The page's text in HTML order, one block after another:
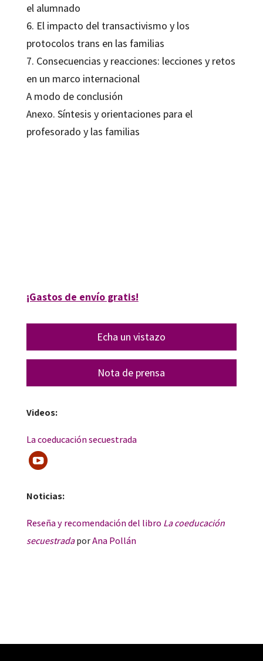
el alumnado
6. El impacto del transactivismo y los
protocolos trans en las familias
7. Consecuencias y reacciones: lecciones y retos
en un marco internacional
A modo de conclusión
Anexo. Síntesis y orientaciones para el
profesorado y las familias
¡Gastos de envío gratis!
Echa un vistazo
Nota de prensa
Videos:
La coeducación secuestrada
Noticias:
Reseña y recomendación del libro La coeducación
secuestradaporAna Pollán